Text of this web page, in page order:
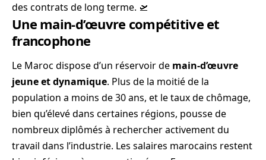
des contrats de long terme. 🛫
Une main-d’œuvre compétitive et
francophone
Le Maroc dispose d’un réservoir de main-d’œuvre
jeune et dynamique. Plus de la moitié de la
population a moins de 30 ans, et le taux de chômage,
bien qu’élevé dans certaines régions, pousse de
nombreux diplômés à rechercher activement du
travail dans l’industrie. Les salaires marocains restent